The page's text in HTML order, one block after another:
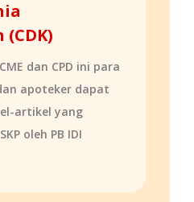
dan CPD ini para
apoteker dapat
artikel yang
oleh PB IDI